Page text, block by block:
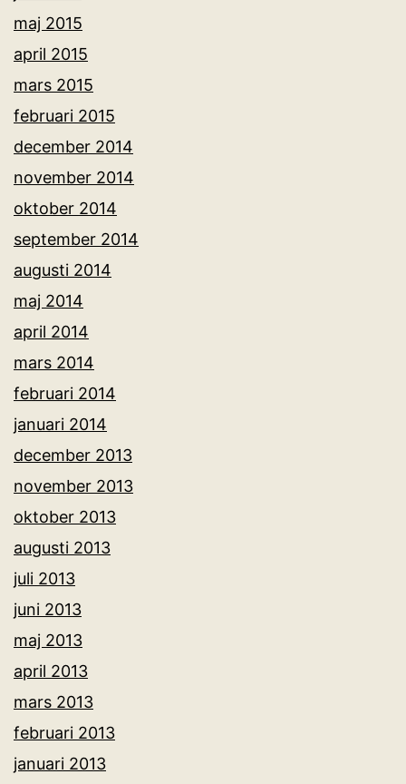
maj 2015
april 2015
mars 2015
februari 2015
december 2014
november 2014
oktober 2014
september 2014
augusti 2014
maj 2014
april 2014
mars 2014
februari 2014
januari 2014
december 2013
november 2013
oktober 2013
augusti 2013
juli 2013
juni 2013
maj 2013
april 2013
mars 2013
februari 2013
januari 2013